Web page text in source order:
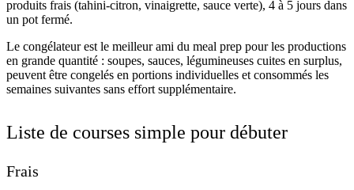
produits frais (tahini-citron, vinaigrette, sauce verte), 4 à 5 jours dans
un pot fermé.
Le congélateur est le meilleur ami du meal prep pour les productions
en grande quantité : soupes, sauces, légumineuses cuites en surplus,
peuvent être congelés en portions individuelles et consommés les
semaines suivantes sans effort supplémentaire.
Liste de courses simple pour débuter
Frais